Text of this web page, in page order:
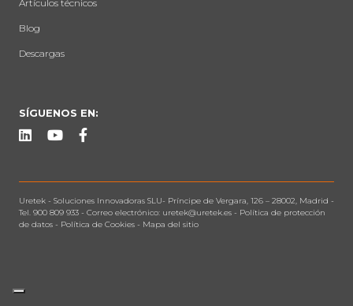
Artículos técnicos
Blog
Descargas
SÍGUENOS EN:
Uretek - Soluciones Innovadoras SLU- Príncipe de Vergara, 126 – 28002, Madrid -
Tel. 900 809 933 - Correo electrónico: uretek@uretek.es - Política de protección
de datos - Política de Cookies - Mapa del sitio